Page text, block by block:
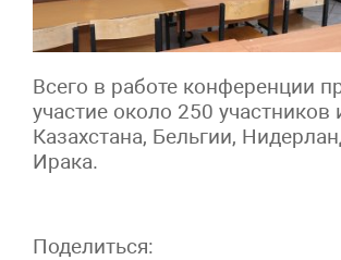
Всего в работе конференции
участие около 250 участников
Казахстана, Бельгии,
Ирака.
Поделиться: